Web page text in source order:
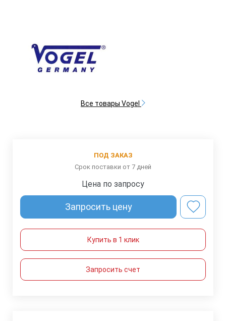
Все товары Vogel
ПОД ЗАКАЗ
Срок поставки от 7 дней
Цена по запросу
Запросить цену
Купить в 1 клик
Запросить счет